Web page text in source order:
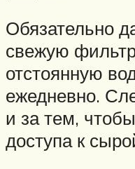
Обязательно
свежую
отстоянную
ежедневно.
и за тем,
доступа к